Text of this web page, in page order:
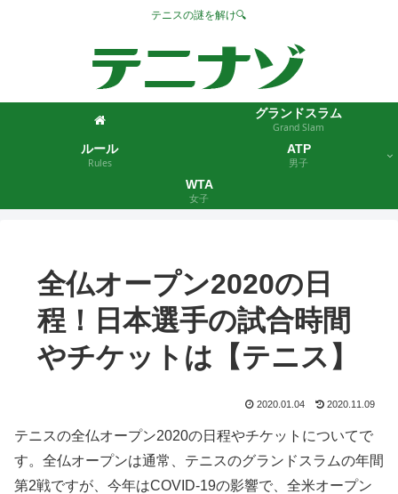
テニスの謎を解け🔍
グランドスラム
Grand Slam
ルール
Rules
ATP
男子
WTA
女子
全仏オープン2020の日
程！日本選手の試合時間
やチケットは【テニス】
2020.01.04 2020.11.09
テニスの全仏オープン2020の日程やチケットについてで
す。全仏オープンは通常、テニスのグランドスラムの年間
第2戦ですが、今年はCOVID-19の影響で、全米オープン